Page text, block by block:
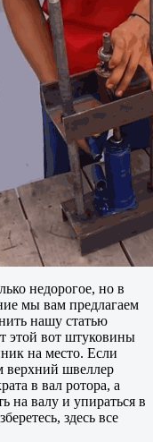
недорогое, но в
мы вам предлагаем
нашу статью
этой вот штуковины
на место. Если
верхний швеллер
в вал ротора, а
валу и упираться в
здесь все